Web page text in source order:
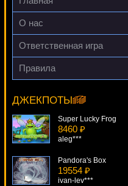
SmileLow***
О нас
Ответственная игра
Правила
ДЖЕКПОТЫ
Centre Court
Serg***
Super Lucky Frog
8460 ₽
aleg***
Pandora's Box
19554 ₽
ivan-lev***